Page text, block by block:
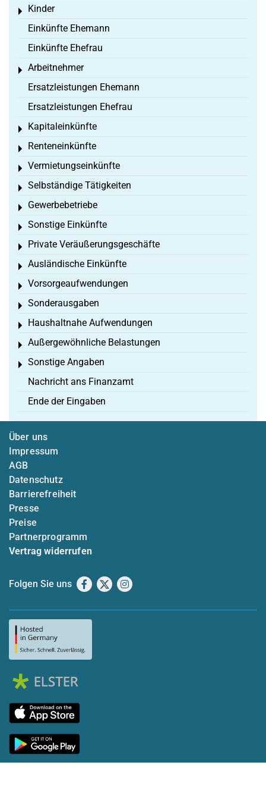
Kinder
Toggle menu
Einkünfte Ehemann
Einkünfte Ehefrau
Arbeitnehmer
Toggle menu
Ersatzleistungen Ehemann
Ersatzleistungen Ehefrau
Kapitaleinkünfte
Toggle menu
Renteneinkünfte
Toggle menu
Vermietungseinkünfte
Toggle menu
Selbständige Tätigkeiten
Toggle menu
Gewerbebetriebe
Toggle menu
Sonstige Einkünfte
Toggle menu
Private Veräußerungsgeschäfte
Toggle menu
Ausländische Einkünfte
Toggle menu
Vorsorgeaufwendungen
Toggle menu
Sonderausgaben
Toggle menu
Haushaltnahe Aufwendungen
Toggle menu
Außergewöhnliche Belastungen
Toggle menu
Sonstige Angaben
Toggle menu
Nachricht ans Finanzamt
Ende der Eingaben
Über uns
Impressum
AGB
Datenschutz
Barrierefreiheit
Presse
Preise
Partnerprogramm
Vertrag widerrufen
Folgen Sie uns Facebook
X Instagram